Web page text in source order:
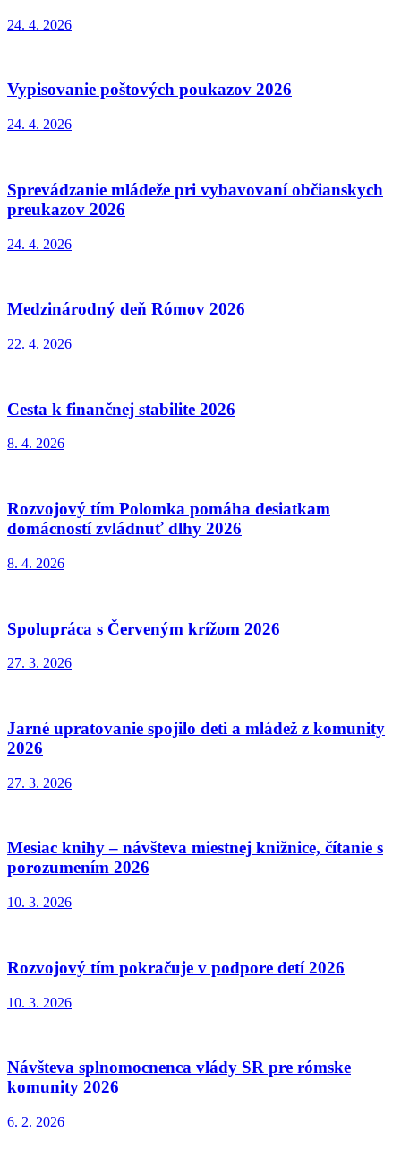
24. 4. 2026
Vypisovanie poštových poukazov 2026
24. 4. 2026
Sprevádzanie mládeže pri vybavovaní občianskych
preukazov 2026
24. 4. 2026
Medzinárodný deň Rómov 2026
22. 4. 2026
Cesta k finančnej stabilite 2026
8. 4. 2026
Rozvojový tím Polomka pomáha desiatkam
domácností zvládnuť dlhy 2026
8. 4. 2026
Spolupráca s Červeným krížom 2026
27. 3. 2026
Jarné upratovanie spojilo deti a mládež z komunity
2026
27. 3. 2026
Mesiac knihy – návšteva miestnej knižnice, čítanie s
porozumením 2026
10. 3. 2026
Rozvojový tím pokračuje v podpore detí 2026
10. 3. 2026
Návšteva splnomocnenca vlády SR pre rómske
komunity 2026
6. 2. 2026